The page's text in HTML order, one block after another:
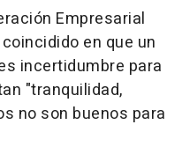
Empresarial
en que un
incertidumbre para
"tranquilidad,
no son buenos para